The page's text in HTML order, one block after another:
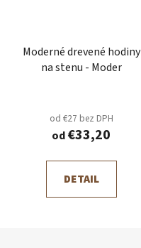
Moderné drevené hodiny
na stenu - Moder
od €27 bez DPH
od€33,20
DETAIL